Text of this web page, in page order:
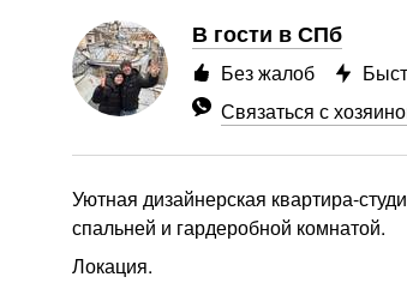
В гости в СПб
Связаться с
Без жалоб
Уютная дизайнерская квартира-
спальней и гардеробной комнатой.
Локация.